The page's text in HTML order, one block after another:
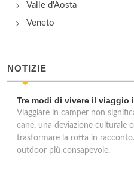
Valle d'Aosta
Veneto
NOTIZIE
Tre modi di vivere il viaggio
Viaggiare in camper non
cane, una deviazione culturale
trasformare la rotta in
outdoor più consapevole.